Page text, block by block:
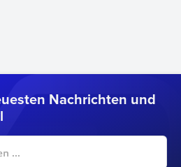
Nachrichten und